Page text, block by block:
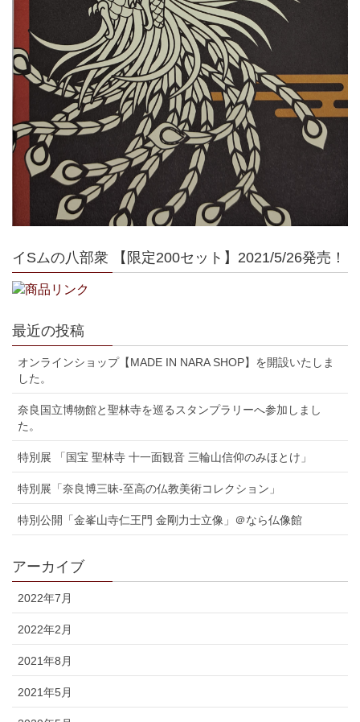
イSムの八部衆 【限定200セット】2021/5/26発売！
最近の投稿
オンラインショップ【MADE IN NARA SHOP】を開設いたしま
した。
奈良国立博物館と聖林寺を巡るスタンプラリーへ参加しまし
た。
特別展 「国宝 聖林寺 十一面観音 三輪山信仰のみほとけ」
特別展「奈良博三昧-至高の仏教美術コレクション」
特別公開「金峯山寺仁王門 金剛力士立像」＠なら仏像館
アーカイブ
2022年7月
2022年2月
2021年8月
2021年5月